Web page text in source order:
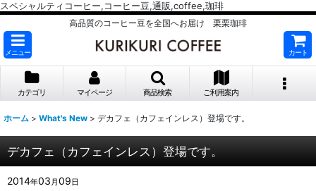
スペシャルティコーヒー,コーヒー豆,通販,coffee,珈琲
高品質のコーヒー豆を全国へお届け 栗栗珈琲
メニュー カート
カテゴリ マイページ 商品検索 ご利用案内
ホーム > What's New > デカフェ（カフェインレス）登場です。
デカフェ（カフェインレス）登場です。
2014年03 月09日